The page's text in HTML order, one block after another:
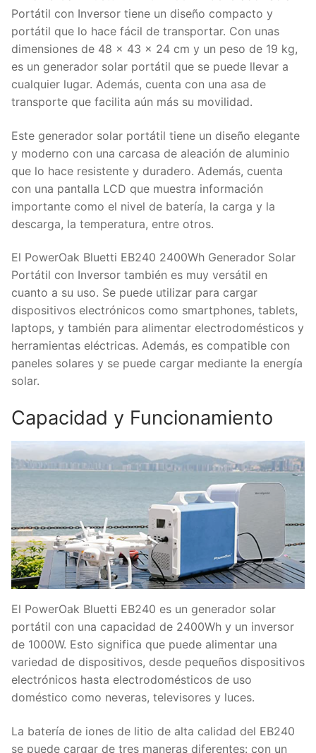
Portátil con Inversor tiene un diseño compacto y
portátil que lo hace fácil de transportar. Con unas
dimensiones de 48 x 43 x 24 cm y un peso de 19 kg,
es un generador solar portátil que se puede llevar a
cualquier lugar. Además, cuenta con una asa de
transporte que facilita aún más su movilidad.
Este generador solar portátil tiene un diseño elegante
y moderno con una carcasa de aleación de aluminio
que lo hace resistente y duradero. Además, cuenta
con una pantalla LCD que muestra información
importante como el nivel de batería, la carga y la
descarga, la temperatura, entre otros.
El PowerOak Bluetti EB240 2400Wh Generador Solar
Portátil con Inversor también es muy versátil en
cuanto a su uso. Se puede utilizar para cargar
dispositivos electrónicos como smartphones, tablets,
laptops, y también para alimentar electrodomésticos y
herramientas eléctricas. Además, es compatible con
paneles solares y se puede cargar mediante la energía
solar.
Capacidad y Funcionamiento
El PowerOak Bluetti EB240 es un generador solar
portátil con una capacidad de 2400Wh y un inversor
de 1000W. Esto significa que puede alimentar una
variedad de dispositivos, desde pequeños dispositivos
electrónicos hasta electrodomésticos de uso
doméstico como neveras, televisores y luces.
La batería de iones de litio de alta calidad del EB240
se puede cargar de tres maneras diferentes: con un